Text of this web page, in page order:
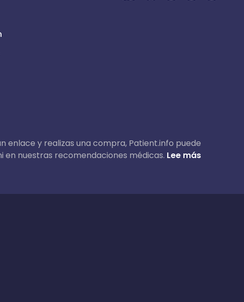
enlace y realizas una compra, Patient.info puede
en nuestras recomendaciones médicas. Lee más